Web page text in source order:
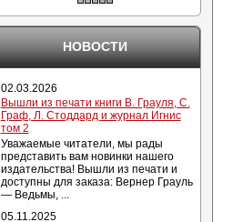
НОВОСТИ
02.03.2026
Вышли из печати книги В. Грауля, С.
Граф, Л. Стоддард и журнал Игнис
том 2
Уважаемые читатели, мы рады
представить вам новинки нашего
издательства! Вышли из печати и
доступны для заказа: Вернер Грауль
— Ведьмы, ...
05.11.2025